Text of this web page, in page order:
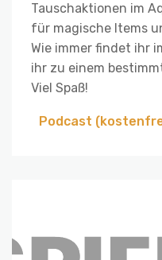
Tauschaktionen im
für magische Items
Wie immer findet ihr
ihr zu einem
Viel Spaß!
Podcast